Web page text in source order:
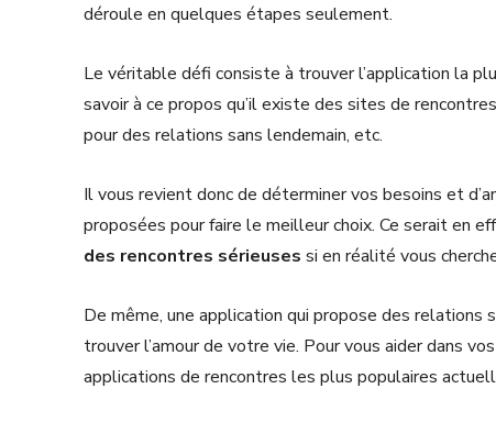
déroule en quelques étapes seulement.
Le véritable défi consiste à trouver l’application la
savoir à ce propos qu’il existe des sites de
pour des relations sans lendemain, etc.
Il vous revient donc de déterminer vos besoins et
proposées pour faire le meilleur choix. Ce serait en
des rencontres sérieuses si en réalité vous
De même, une application qui propose des relations
trouver l’amour de votre vie. Pour vous aider dans
applications de rencontres les plus populaires